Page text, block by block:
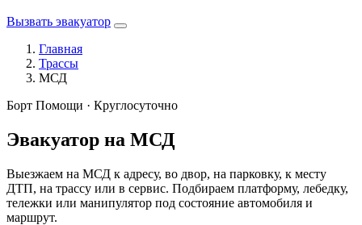
Вызвать эвакуатор
Главная
Трассы
МСД
Борт Помощи · Круглосуточно
Эвакуатор на МСД
Выезжаем на МСД к адресу, во двор, на парковку, к месту
ДТП, на трассу или в сервис. Подбираем платформу, лебедку,
тележки или манипулятор под состояние автомобиля и
маршрут.